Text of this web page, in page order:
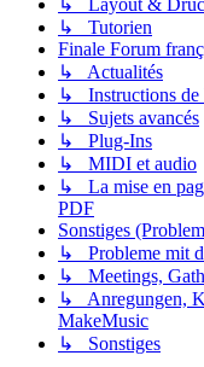
↳ Layout &
↳ Tutorien
Finale Forum
↳ Actualités
↳ Instructions de
↳ Sujets avancés
↳ Plug-Ins
↳ MIDI et audio
↳ La mise en
PDF
Sonstiges
↳ Probleme mit
↳ Meetings,
↳ Anregungen,
MakeMusic
↳ Sonstiges